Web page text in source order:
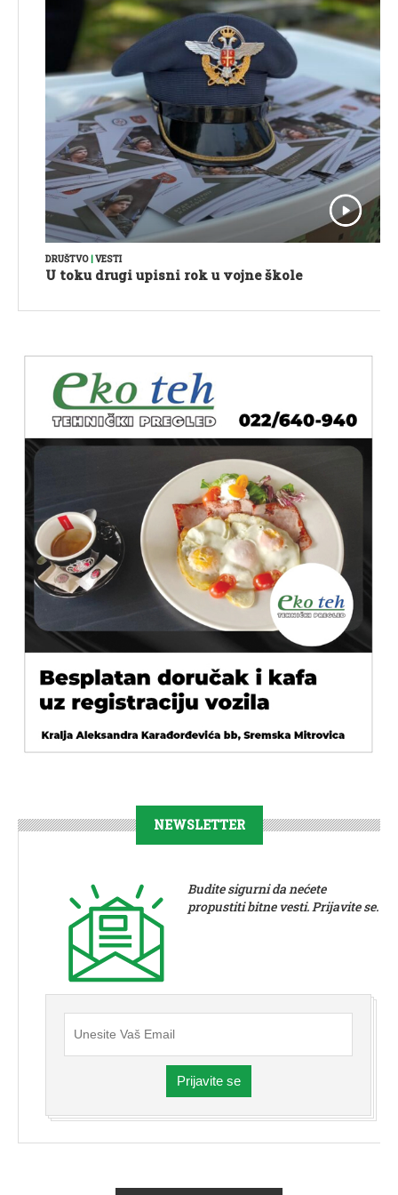
DRUŠTVO VESTI
U toku drugi upisni rok u vojne škole
NEWSLETTER
Budite sigurni da nećete
propustiti bitne vesti. Prijavite se.
Prijavite se